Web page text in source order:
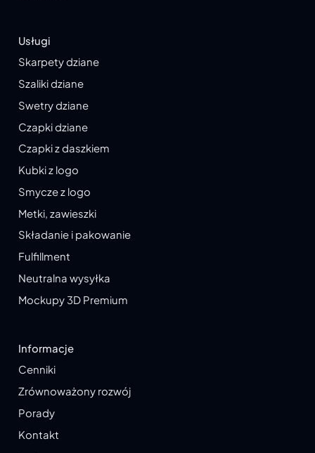
Usługi
Skarpety dziane
Szaliki dziane
Swetry dziane
Czapki dziane
Czapki z daszkiem
Kubki z logo
Smycze z logo
Metki, zawieszki
Składanie i pakowanie
Fulfillment
Neutralna wysyłka
Mockupy 3D Premium
Informacje
Cenniki
Zrównoważony rozwój
Porady
Kontakt